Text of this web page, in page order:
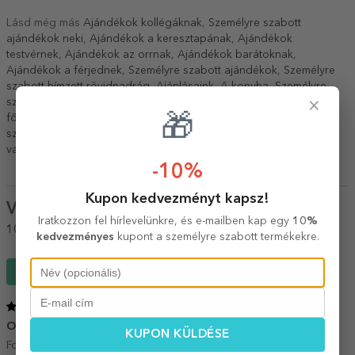
Lásd még más Ajándékok kollégáknak
Személyre szabott
ajándékok neki
Ajándékok a keresztapának
Ajándékok
testvérnek
Ajándékok az orrnak Ajándékok barátoknak
Ajándékok a férjednek
Személyre szabott ajándékok
Személyre
szabott hímzett rövidnadrág,Ajánlásaink,A konyha,Személyre
szabott ajándékok felnőtteknek
Ajándékok
főzés szerelmeseinek
Minden konyhai kiegészítő
szabott rövidnadrág neki
Személyre szabott rövidnadrág fotóval
vagy hímzéssel
Vélemények
100% ajánlaná egy barátjának
Írj egy véleményt
5/ 5
O achizitie inspirata 19 December 2024
Foarte multumita de produs. Raport calitate pret exceptional
×
🎁
-10%
Kupon kedvezményt kapsz!
Iratkozzon fel hírlevelünkre, és e-mailben kap egy 10%
kedvezményes kupont a személyre szabott termékekre.
KUPON KÜLDÉSE